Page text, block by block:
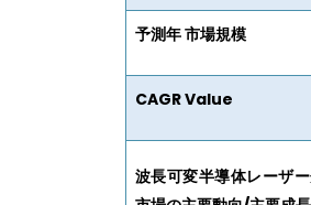
予測年 市場規模
CAGR Value
波長可変半導体レーザ